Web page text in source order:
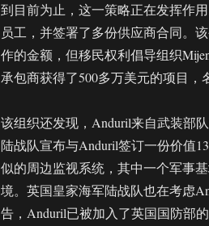
到目前为止，这一策略正在发挥作
员工，并签署了多份供应商合同。
作的金额，但移民权利倡导组织
承包商获得了500多万美元的项目，
该组织还发现，Anduril来自武装部
陆战队宣布与Anduril签订一份价值
似的周边监视系统，其中一个军事
境。英国皇家海军陆战队也在考虑
告，Anduril已被加入了英国国防部